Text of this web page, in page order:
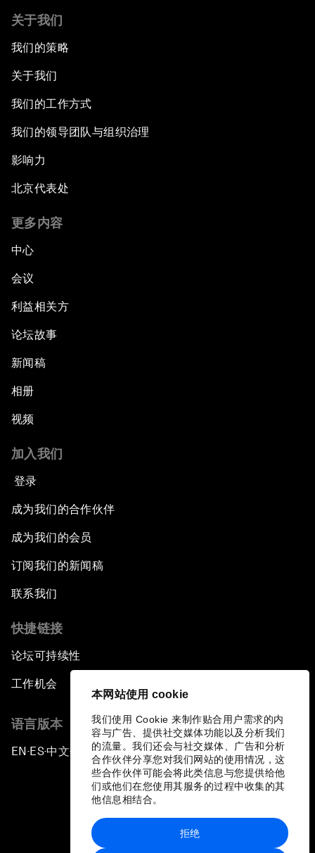
本网站使用 cookie
我们使用 Cookie 来制作贴合用户需求的内
容与广告、提供社交媒体功能以及分析我们
的流量。我们还会与社交媒体、广告和分析
合作伙伴分享您对我们网站的使用情况，这
些合作伙伴可能会将此类信息与您提供给他
们或他们在您使用其服务的过程中收集的其
他信息相结合。
拒绝
An Insight, An Idea with Martin Wolf
Closing the Infrastructure Gap
The New Banking Context
Transformational Leadership
An Insight, An Idea with Queen Rania
Religion: A Pretext for Conflict?
The End of Blindness
The Geo-Economics of Energy
Forum Debate: Leadership in Crisis
Global Health Security
The Future of Ukraine
The End of Antibiotics
Achieving Africa’s Growth Agenda
Forum Debate: Global Financial Stability
关于我们
我们的策略
关于我们
我们的工作方式
我们的领导团队与组织治理
影响力
北京代表处
更多内容
中心
会议
利益相关方
论坛故事
新闻稿
相册
视频
加入我们
登录
成为我们的合作伙伴
成为我们的会员
订阅我们的新闻稿
联系我们
快捷链接
论坛可持续性
工作机会
语言版本
EN ▪ES▪中文▪ 日本語